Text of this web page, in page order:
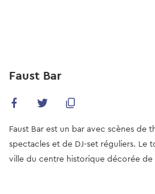
content
Faust Bar
Faust Bar est un bar avec scènes de
spectacles et de DJ-set réguliers. Le
ville du centre historique décorée de